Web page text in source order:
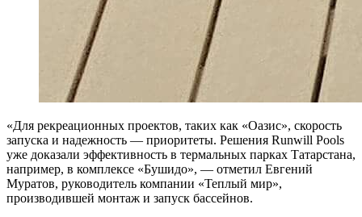
«Для рекреационных проектов, таких как «Оазис», скорость
запуска и надежность — приоритеты. Решения Runwill Pools
уже доказали эффективность в термальных парках Татарстана,
например, в комплексе «Бушидо», — отметил Евгений
Муратов, руководитель компании «Теплый мир»,
производившей монтаж и запуск бассейнов.